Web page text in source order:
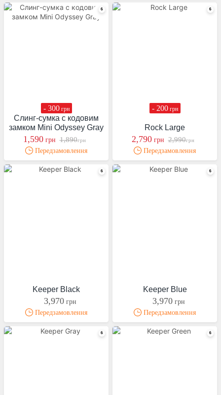
Слинг-сумка с кодовим
замком Mini Odyssey Gray
1,590грн 1,890грн
- 300грн
Передзамовлення
Rock Large
2,790грн 2,990грн
- 200грн
Передзамовлення
Keeper Black
3,970 грн
Передзамовлення
Keeper Blue
3,970 грн
Передзамовлення